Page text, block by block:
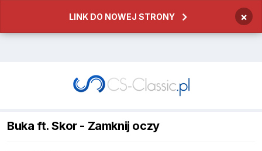
LINK DO NOWEJ STRONY ×
Buka ft. Skor - Zamknij oczy